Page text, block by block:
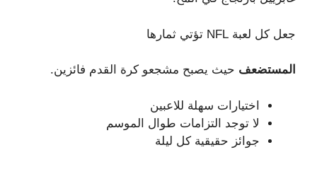
جعل كل لعبة NFL تؤتي ثمارها
المستضعف حيث يصبح مشجعو كرة القدم فائزين.
اختيارات سهلة للاعبين
لا توجد التزامات طوال الموسم
جوائز حقيقية كل ليلة